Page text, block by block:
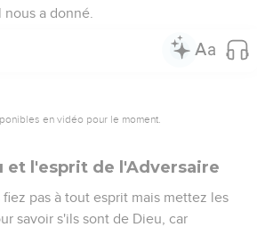
a donné.
en vidéo pour le moment.
et l'esprit de l'Adversaire
pas à tout esprit mais mettez les
savoir s'ils sont de Dieu, car